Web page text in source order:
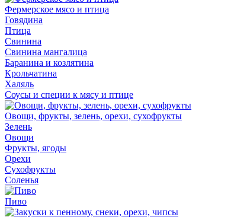
Фермерское мясо и птица
Говядина
Птица
Свинина
Свинина мангалица
Баранина и козлятина
Крольчатина
Халяль
Соусы и специи к мясу и птице
Овощи, фрукты, зелень, орехи, сухофрукты
Зелень
Овощи
Фрукты, ягоды
Орехи
Сухофрукты
Соленья
Пиво